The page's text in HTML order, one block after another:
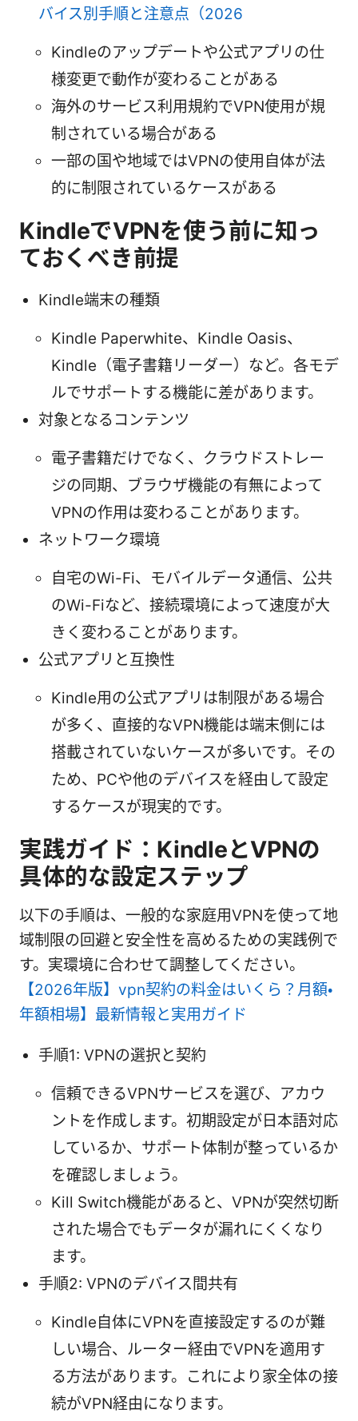
バイス別手順と注意点（2026
Kindleのアップデートや公式アプリの仕
様変更で動作が変わることがある
海外のサービス利用規約でVPN使用が規
制されている場合がある
一部の国や地域ではVPNの使用自体が法
的に制限されているケースがある
KindleでVPNを使う前に知っ
ておくべき前提
Kindle端末の種類
Kindle Paperwhite、Kindle Oasis、
Kindle（電子書籍リーダー）など。各モデ
ルでサポートする機能に差があります。
対象となるコンテンツ
電子書籍だけでなく、クラウドストレー
ジの同期、ブラウザ機能の有無によって
VPNの作用は変わることがあります。
ネットワーク環境
自宅のWi-Fi、モバイルデータ通信、公共
のWi-Fiなど、接続環境によって速度が大
きく変わることがあります。
公式アプリと互換性
Kindle用の公式アプリは制限がある場合
が多く、直接的なVPN機能は端末側には
搭載されていないケースが多いです。その
ため、PCや他のデバイスを経由して設定
するケースが現実的です。
実践ガイド：KindleとVPNの
具体的な設定ステップ
以下の手順は、一般的な家庭用VPNを使って地
域制限の回避と安全性を高めるための実践例で
す。実環境に合わせて調整してください。
【2026年版】vpn契約の料金はいくら？月額・
年額相場】最新情報と実用ガイド
手順1: VPNの選択と契約
信頼できるVPNサービスを選び、アカウ
ントを作成します。初期設定が日本語対応
しているか、サポート体制が整っているか
を確認しましょう。
Kill Switch機能があると、VPNが突然切断
された場合でもデータが漏れにくくなり
ます。
手順2: VPNのデバイス間共有
Kindle自体にVPNを直接設定するのが難
しい場合、ルーター経由でVPNを適用す
る方法があります。これにより家全体の接
続がVPN経由になります。